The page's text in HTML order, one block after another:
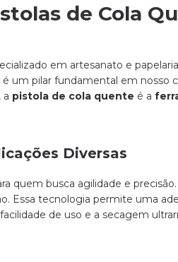
de Cola
em artesanato e
é um pilar fundamental em nosso
a pistola de cola quente é a
Diversas
quem busca agilidade e
Essa tecnologia permite uma
de uso e a secagem